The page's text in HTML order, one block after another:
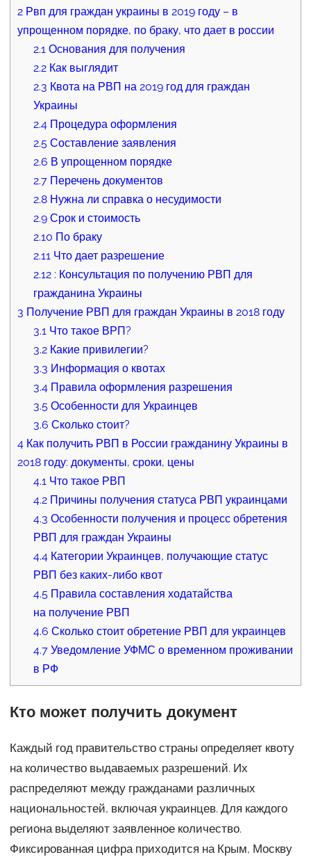
2Рвп для граждан украины в 2019 году – в
упрощенном порядке, по браку, что дает в россии
2.1 Основания для получения
2.2 Как выглядит
2.3 Квота на РВП на 2019 год для граждан
Украины
2.4 Процедура оформления
2.5 Составление заявления
2.6 В упрощенном порядке
2.7 Перечень документов
2.8 Нужна ли справка о несудимости
2.9 Срок и стоимость
2.10 По браку
2.11 Что дает разрешение
2.12 : Консультация по получению РВП для
гражданина Украины
3 Получение РВП для граждан Украины в 2018 году
3.1 Что такое ВРП?
3.2 Какие привилегии?
3.3 Информация о квотах
3.4 Правила оформления разрешения
3.5 Особенности для Украинцев
3.6 Сколько стоит?
4Как получить РВП в России гражданину Украины в
2018 году: документы, сроки, цены
4.1 Что такое РВП
4.2 Причины получения статуса РВП украинцами
4.3 Особенности получения и процесс обретения
РВП для граждан Украины
4.4 Категории Украинцев, получающие статус
РВП без каких-либо квот
4.5 Правила составления ходатайства
на получение РВП
4.6 Сколько стоит обретение РВП для украинцев
4.7 Уведомление УФМС о временном проживании
в РФ
Кто может получить документ
Каждый год правительство страны определяет квоту
на количество выдаваемых разрешений. Их
распределяют между гражданами различных
национальностей, включая украинцев. Для каждого
региона выделяют заявленное количество.
Фиксированная цифра приходится на Крым, Москву